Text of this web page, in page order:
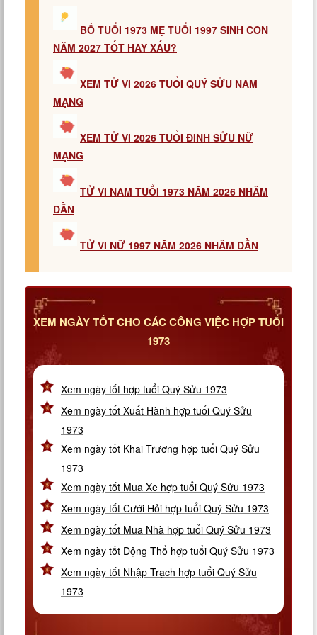
BỐ TUỔI 1973 MẸ TUỔI 1997 SINH CON
NĂM 2027 TỐT HAY XẤU?
XEM TỬ VI 2026 TUỔI QUÝ SỬU NAM
MẠNG
XEM TỬ VI 2026 TUỔI ĐINH SỬU NỮ
MẠNG
TỬ VI NAM TUỔI 1973 NĂM 2026 NHÂM
DẦN
TỬ VI NỮ 1997 NĂM 2026 NHÂM DẦN
XEM NGÀY TỐT CHO CÁC CÔNG VIỆC HỢP TUỔI
1973
Xem ngày tốt hợp tuổi Quý Sửu 1973
Xem ngày tốt Xuất Hành hợp tuổi Quý Sửu
1973
Xem ngày tốt Khai Trương hợp tuổi Quý Sửu
1973
Xem ngày tốt Mua Xe hợp tuổi Quý Sửu 1973
Xem ngày tốt Cưới Hỏi hợp tuổi Quý Sửu 1973
Xem ngày tốt Mua Nhà hợp tuổi Quý Sửu 1973
Xem ngày tốt Động Thổ hợp tuổi Quý Sửu 1973
Xem ngày tốt Nhập Trạch hợp tuổi Quý Sửu
1973